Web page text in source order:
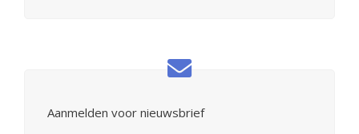
Aanmelden voor nieuwsbrief